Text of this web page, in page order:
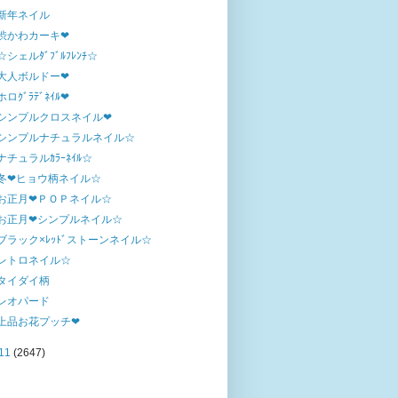
年ネイル
かわカーキ❤
シェルﾀﾞﾌﾞﾙﾌﾚﾝﾁ☆
人ボルドー❤
ロｸﾞﾗﾃﾞﾈｲﾙ❤
ンプルクロスネイル❤
ンプルナチュラルネイル☆
チュラルｶﾗｰﾈｲﾙ☆
❤ヒョウ柄ネイル☆
正月❤ＰＯＰネイル☆
正月❤シンプルネイル☆
ラック×ﾚｯﾄﾞストーンネイル☆
トロネイル☆
イダイ柄
オパード
品お花プッチ❤
(2647)